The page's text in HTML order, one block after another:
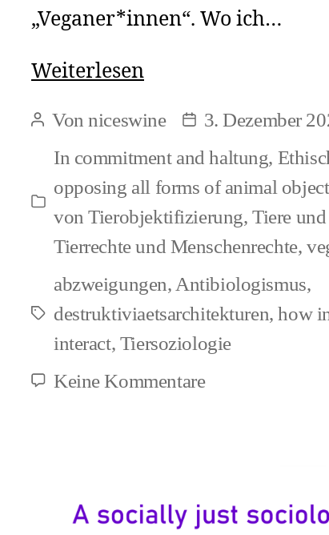
„Veganer*innen“. Wo ich…
WeiterlesenAntispe
Kunst,
klappt
nicht
bei
Veganer*innen
Beitragsautor
Vonniceswine Beitragsdatum
3. Dezember
Kategorien
In commitment and haltung,
opposing all forms of animal
von Tierobjektifizierung,Tiere
Tierrechte und Menschenrechte,
Schlagwörter
abzweigungen, Antibiologismus,
destruktiviaetsarchitekturen,how
interact, Tiersoziologie
Keine Kommentarezu
nicht